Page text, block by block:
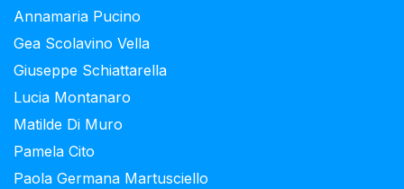
Annamaria Pucino
Gea Scolavino Vella
Giuseppe Schiattarella
Lucia Montanaro
Matilde Di Muro
Pamela Cito
Paola Germana Martusciello